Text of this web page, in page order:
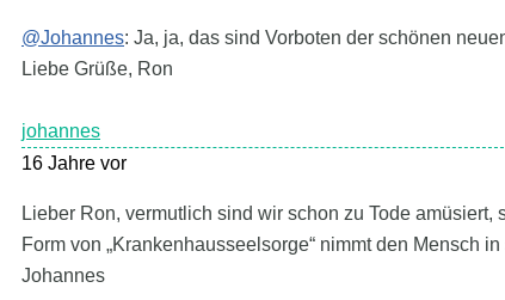
@Johannes: Ja, ja, das sind Vorboten der schönen
Liebe Grüße, Ron
johannes
16 Jahre vor
Lieber Ron, vermutlich sind wir schon zu Tode
Form von „Krankenhausseelsorge“ nimmt den Mensch
Johannes